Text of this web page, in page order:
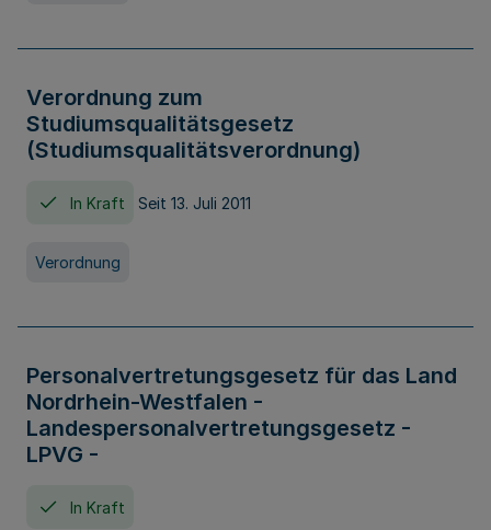
Verordnung zum
Studiumsqualitätsgesetz
(Studiumsqualitätsverordnung)
In Kraft Seit 13. Juli 2011
Verordnung
Personalvertretungsgesetz für das Land
Nordrhein-Westfalen -
Landespersonalvertretungsgesetz -
LPVG -
In Kraft